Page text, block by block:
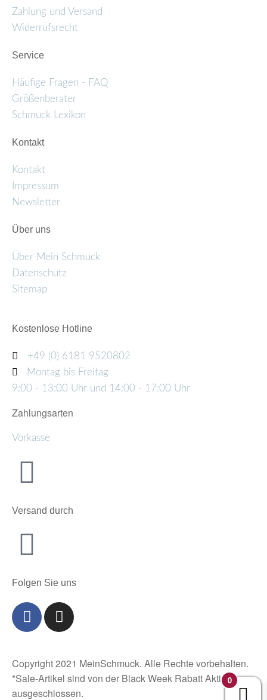
Zahlung und Versand
Widerrufsrecht
Service
Häufige Fragen - FAQ
Größenberater
Schmuck Lexikon
Kontakt
Kontakt
Impressum
Newsletter
Über uns
Über Mein Schmuck
Datenschutz
Sitemap
Kostenlose Hotline
+49 (0) 6181 9520802
Montag bis Freitag
9:00 - 13:00 Uhr und 14:00 - 17:00 Uhr
Zahlungsarten
Vorkasse
Versand durch
Folgen Sie uns
Copyright 2021 MeinSchmuck. Alle Rechte vorbehalten.
*Sale-Artikel sind von der Black Week Rabatt Aktion
ausgeschlossen.
0